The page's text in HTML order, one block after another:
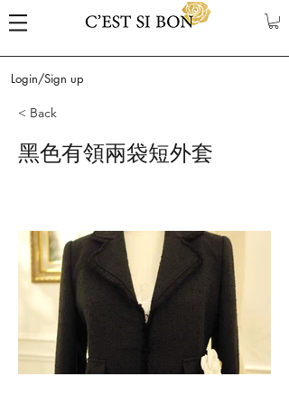
Login/Sign up
< Back
黑色有領兩袋短外套